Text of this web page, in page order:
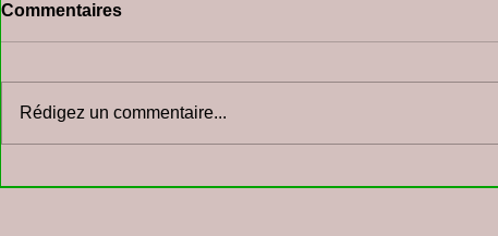
Commentaires
Rédigez un commentaire...